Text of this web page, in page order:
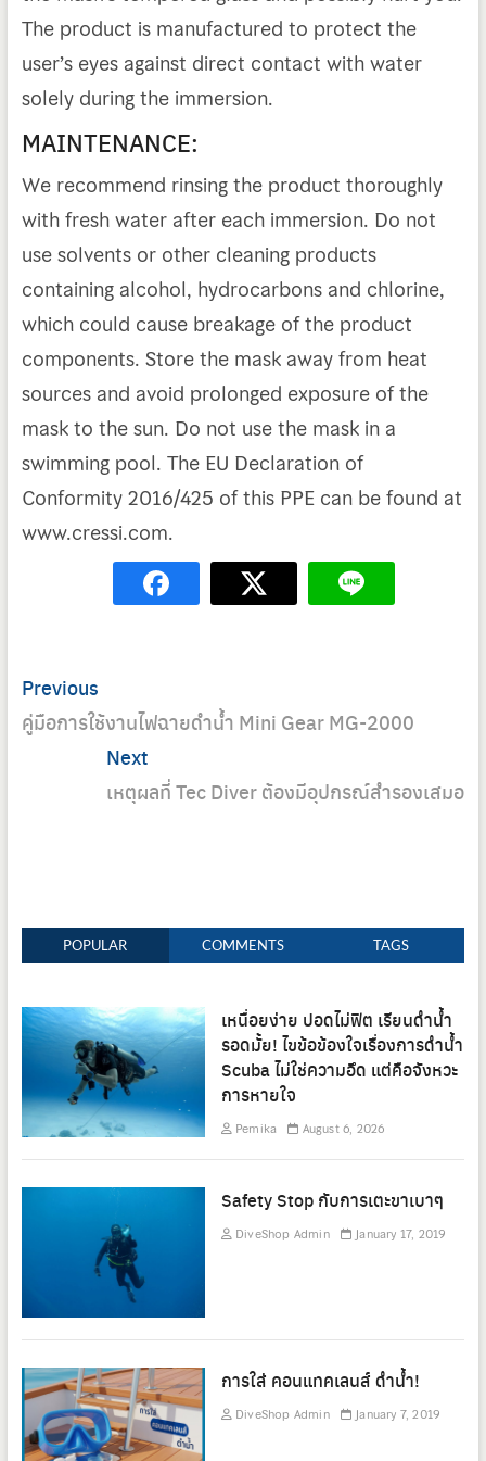
The product is manufactured to protect the
user’s eyes against direct contact with water
solely during the immersion.
MAINTENANCE:
We recommend rinsing the product thoroughly
with fresh water after each immersion. Do not
use solvents or other cleaning products
containing alcohol, hydrocarbons and chlorine,
which could cause breakage of the product
components. Store the mask away from heat
sources and avoid prolonged exposure of the
mask to the sun. Do not use the mask in a
swimming pool. The EU Declaration of
Conformity 2016/425 of this PPE can be found at
www.cressi.com.
Post
navigation
PreviousPrevious
post:
คู่มือการใช้งานไฟฉายดำน้ำ Mini Gear MG-2000
Next
post:
เหตุผลที่ Tec Diver ต้องมีอุปกรณ์สำรองเสมอ
POPULAR COMMENTS TAGS
เหนื่อยง่าย ปอดไม่ฟิต เรียนดำน้ำ
รอดมั้ย! ไขข้อข้องใจเรื่องการดำน้ำ
Scuba ไม่ใช่ความอึด แต่คือจังหวะ
การหายใจ
Pemika August 6, 2026
Safety Stop กับการเตะขาเบาๆ
DiveShop Admin January 17, 2019
การใส่ คอนแทคเลนส์ ดำน้ำ!
DiveShop Admin January 7, 2019